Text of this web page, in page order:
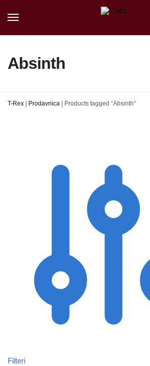
Absinth
T-Rex | Prodavnica | Products tagged “Absinth”
Filteri